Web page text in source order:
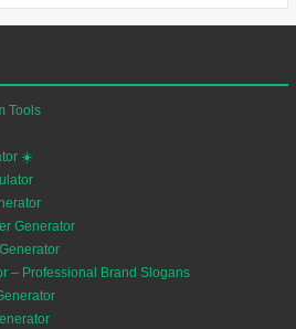
Tools
☀️
Generator
– Professional Brand Slogans